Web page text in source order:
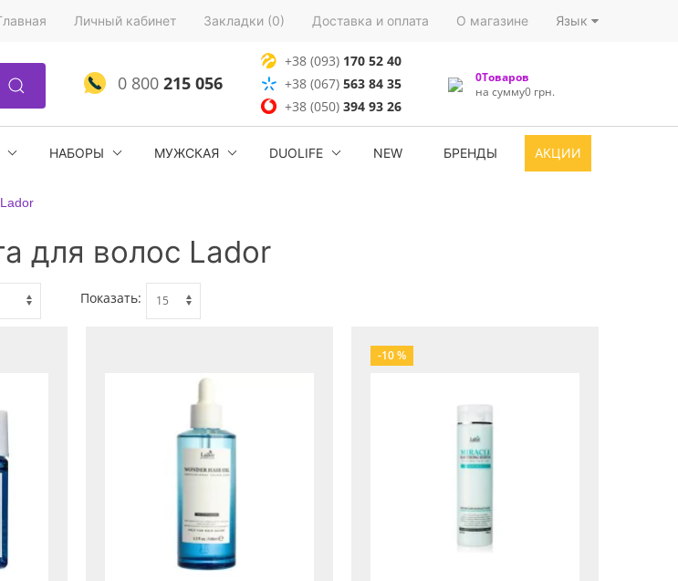
Личный кабинет Закладки (0) Доставка и оплата О магазине Язык
0 800215 056
+38 (093) 170 52 40
+38 (067) 563 84 35
+38 (050)394 93 26
0Товаров
на сумму0 грн.
НАБОРЫ МУЖСКАЯ DUOLIFE NEW БРЕНДЫ АКЦИИ
для волос Lador
Показать:
-10 %